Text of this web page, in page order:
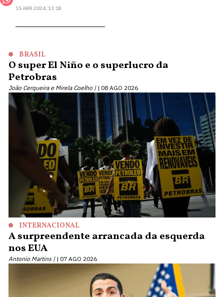
15 ABR 2024, 13:18
BRASIL
O super El Niño e o superlucro da
Petrobras
João Cerqueira e Mirela Coelho | 08 AGO 2026
INTERNACIONAL
A surpreendente arrancada da esquerda
nos EUA
Antonio Martins | 07 AGO 2026